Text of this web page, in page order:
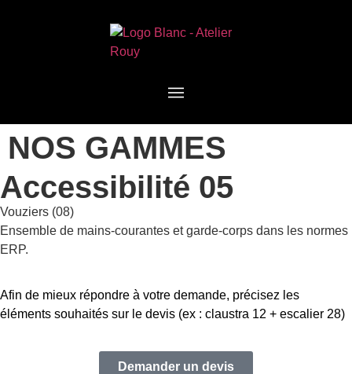
NOS GAMMES
Accessibilité 05
Vouziers (08)
Ensemble de mains-courantes et garde-corps dans les normes
ERP.
Afin de mieux répondre à votre demande, précisez les
éléments souhaités sur le devis (ex : claustra 12 + escalier 28)
Demander un devis